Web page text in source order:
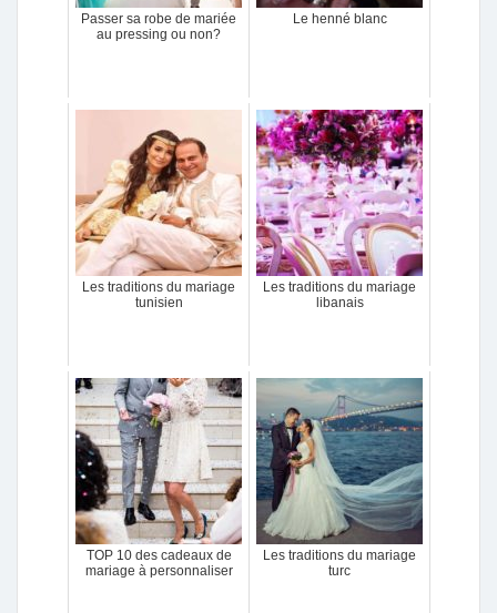
Passer sa robe de mariée
au pressing ou non?
Le henné blanc
Les traditions du mariage
tunisien
Les traditions du mariage
libanais
TOP 10 des cadeaux de
mariage à personnaliser
Les traditions du mariage
turc